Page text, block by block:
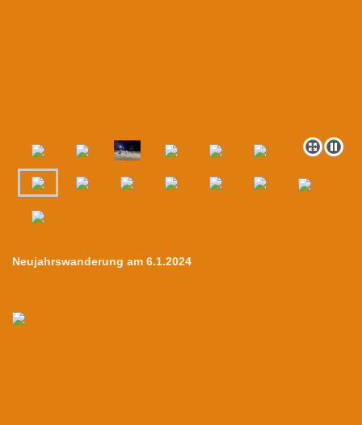
Neujahrswanderung am 6.1.2024